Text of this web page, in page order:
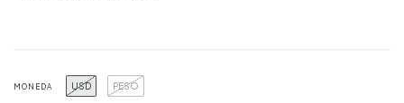
MONEDA USD PESO